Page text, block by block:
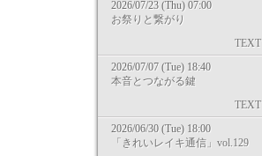
2026/07/23 (Thu) 07:00
お祭りと繋がり
TEXT
2026/07/07 (Tue) 18:40
本音とつながる鍵
TEXT
2026/06/30 (Tue) 18:00
「きれいレイキ通信」vol.129